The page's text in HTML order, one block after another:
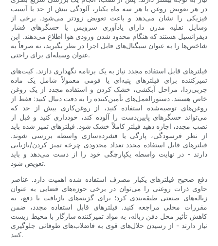
در هر تعویض روغن یا هر سه ماه یکبار، آلودگی بیش از حد یا آسیب
فیزیکی را نشان می‌دهد و باعث تعویض زودتر می‌شود. برخی از
وسایل نقلیه مدرن دارای یادآوری سرویس یا حسگرهای فشار
دیفرانسیل هستند که هنگام محدود شدن ورودی هوا اطلاع می‌دهند. این
شاخص‌ها را به عنوان سیگنال‌های قابل اجرا در نظر بگیرید، نه صرفاً به
عنوان وسیله‌ای برای راحتی.
فیلترهای قابل استفاده مجدد نیاز به یک برنامه نگهداری دارند. کیت‌های
تمیزکننده برای فیلترهای پنبه‌ای یا فومی معمولاً شامل یک ماده
چربی‌زدا، مراحل آبکشی، خشک کردن و استفاده مجدد از یک روغن
خاص هستند. دستورالعمل‌های تأمین‌کننده را به دقت دنبال کنید: فقط از
روغن‌های توصیه‌شده استفاده کنید، از روغن‌کاری بیش از حد که
می‌تواند حسگرهای پایین‌دست را آلوده کند، خودداری کنید و قبل از
نصب مجدد، اجازه دهید فیلتر کاملاً خشک شود. فیلترهای تمیز شده باید
از نظر فرسودگی، پارگی یا فشرده‌سازی واسطه بررسی شوند.
فیلترهای قابل استفاده مجدد تعداد محدودی چرخه تمیز کردن/بازیابی
دارند - در نهایت واسطه یکپارچگی خود را از دست می‌دهد و باید
تعویض شود.
دفع صحیح فیلترهای یکبار مصرف استفاده شده اهمیت دارد. عناصر
حاوی ذرات روغنی را می‌توان در برخی حوزه‌های قضایی به عنوان
زباله‌های صنعتی طبقه‌بندی کرد؛ برای گزینه‌های بازیافت یا دفع، به
مقررات محلی مراجعه کنید. فیلترهای قابل استفاده مجدد، ضمن
کاهش تأثیر محل دفن زباله، به مواد تمیزکننده سازگار با محیط زیست
نیاز دارند - از رسیدن حلال‌های قوی به فاضلاب‌های طوفانی جلوگیری
کنید.